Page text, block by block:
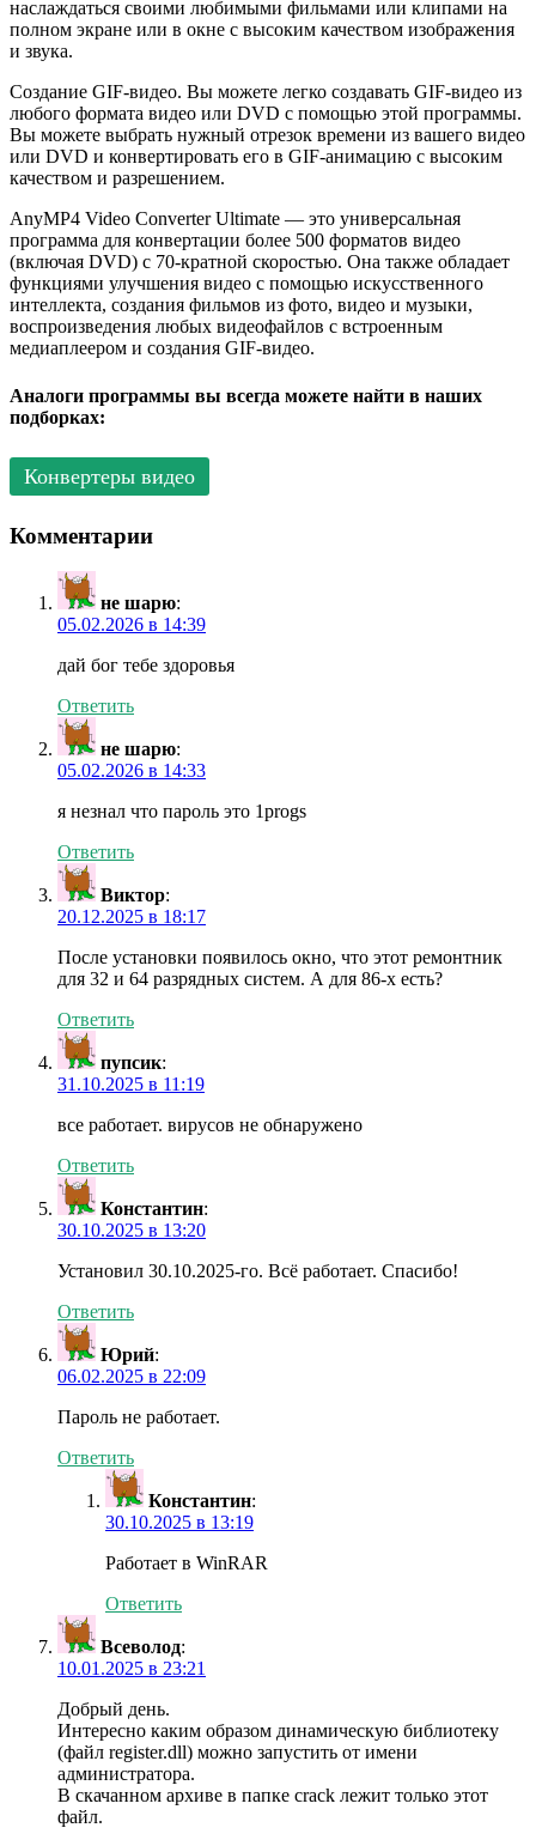
наслаждаться своими любимыми фильмами или клипами на
полном экране или в окне с высоким качеством изображения
и звука.
Создание GIF-видео. Вы можете легко создавать GIF-видео из
любого формата видео или DVD с помощью этой программы.
Вы можете выбрать нужный отрезок времени из вашего видео
или DVD и конвертировать его в GIF-анимацию с высоким
качеством и разрешением.
AnyMP4 Video Converter Ultimate — это универсальная
программа для конвертации более 500 форматов видео
(включая DVD) с 70-кратной скоростью. Она также обладает
функциями улучшения видео с помощью искусственного
интеллекта, создания фильмов из фото, видео и музыки,
воспроизведения любых видеофайлов с встроенным
медиаплеером и создания GIF-видео.
Аналоги программы вы всегда можете найти в наших
подборках:
Конвертеры видео
Комментарии
не шарю:
05.02.2026 в 14:39
дай бог тебе здоровья
Ответить
не шарю:
05.02.2026 в 14:33
я незнал что пароль это 1progs
Ответить
Виктор:
20.12.2025 в 18:17
После установки появилось окно, что этот ремонтник
для 32 и 64 разрядных систем. А для 86-х есть?
Ответить
пупсик:
31.10.2025 в 11:19
все работает. вирусов не обнаружено
Ответить
Константин:
30.10.2025 в 13:20
Установил 30.10.2025-го. Всё работает. Спасибо!
Ответить
Юрий:
06.02.2025 в 22:09
Пароль не работает.
Ответить
Константин:
30.10.2025 в 13:19
Работает в WinRAR
Ответить
Всеволод:
10.01.2025 в 23:21
Добрый день.
Интересно каким образом динамическую библиотеку
(файл register.dll) можно запустить от имени
администратора.
В скачанном архиве в папке crack лежит только этот
файл.